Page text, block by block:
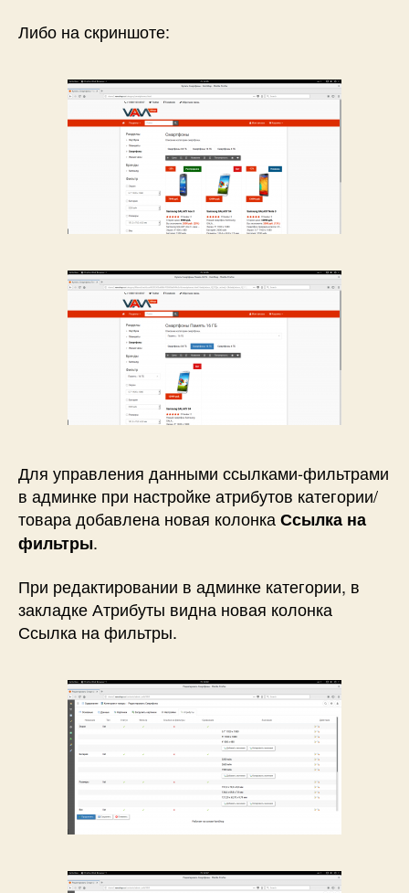
Либо на скриншоте:
Для управления данными ссылками-фильтрами
в админке при настройке атрибутов категории/
товара добавлена новая колонкаСсылка на
фильтры.
При редактировании в админке категории, в
закладке Атрибуты видна новая колонка
Ссылка на фильтры.